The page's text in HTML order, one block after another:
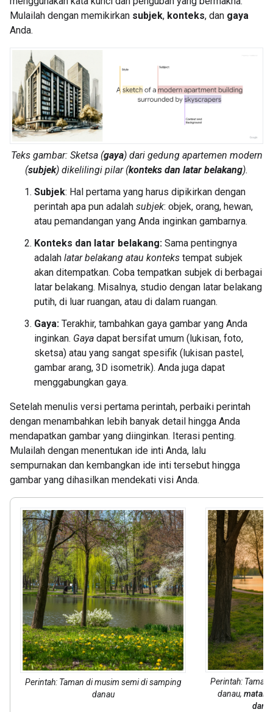
Mulailah dengan memikirkan subjek, konteks, dan gaya
Anda.
Teks gambar: Sketsa(gaya) dari gedung apartemen modern
(subjek) dikelilingi pilar(konteks dan latar belakang).
Subjek: Hal pertama yang harus dipikirkan dengan
perintah apa pun adalah subjek: objek, orang, hewan,
atau pemandangan yang Anda inginkan gambarnya.
Konteks dan latar belakang: Sama pentingnya
adalah latar belakang atau konteks tempat subjek
akan ditempatkan. Coba tempatkan subjek di berbagai
latar belakang. Misalnya, studio dengan latar belakang
putih, di luar ruangan, atau di dalam ruangan.
Gaya: Terakhir, tambahkan gaya gambar yang Anda
inginkan. Gaya dapat bersifat umum (lukisan, foto,
sketsa) atau yang sangat spesifik (lukisan pastel,
gambar arang, 3D isometrik). Anda juga dapat
menggabungkan gaya.
Setelah menulis versi pertama perintah, perbaiki perintah
dengan menambahkan lebih banyak detail hingga Anda
mendapatkan gambar yang diinginkan. Iterasi penting.
Mulailah dengan menentukan ide inti Anda, lalu
sempurnakan dan kembangkan ide inti tersebut hingga
gambar yang dihasilkan mendekati visi Anda.
Perintah: Taman di musim semi di samping
danau
Perintah:
danau,